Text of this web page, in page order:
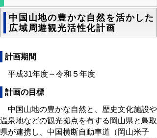
中国山地の豊かな自然を活かした
広域周遊観光活性化計画
計画期間
平成31年度～令和５年度
計画の目標
中国山地の豊かな自然と、歴史文化施設や
温泉地などの観光拠点を有する岡山県と鳥取
県が連携し、中国横断自動車道（岡山米子